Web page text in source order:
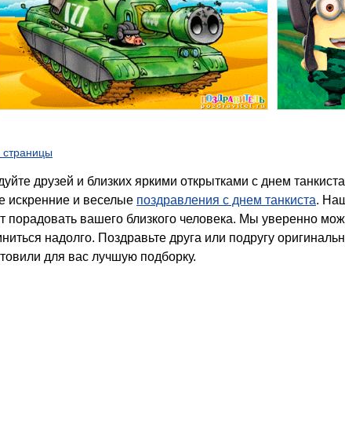
страницы
искренние и веселые поздравления с днем танкиста.
порадовать вашего близкого человека. Мы уверенно
надолго. Поздравьте друга или подругу
для вас лучшую подборку.